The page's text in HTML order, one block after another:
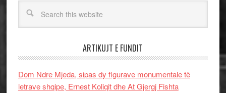
ARTIKUJT E FUNDIT
Dom Ndre Mjeda, sipas dy figurave monumentale të
letrave shqipe, Ernest Koliqit dhe At Gjergj Fishta